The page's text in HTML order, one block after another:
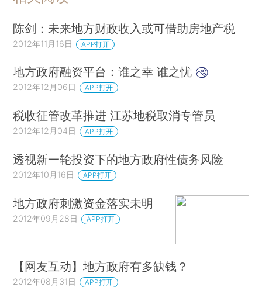
陈剑：未来地方财政收入或可借助房地产税
2012年11月16日 APP打开
地方政府融资平台：谁之幸 谁之忧
2012年12月06日 APP打开
税收征管改革推进 江苏地税取消专管员
2012年12月04日 APP打开
透视新一轮投资下的地方政府性债务风险
2012年10月16日 APP打开
地方政府刺激资金落实未明
2012年09月28日 APP打开
【网友互动】地方政府有多缺钱？
2012年08月31日 APP打开